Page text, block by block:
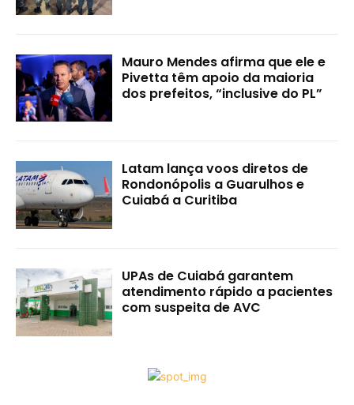
Mauro Mendes afirma que ele e
Pivetta têm apoio da maioria
dos prefeitos, “inclusive do PL”
Latam lança voos diretos de
Rondonópolis a Guarulhos e
Cuiabá a Curitiba
UPAs de Cuiabá garantem
atendimento rápido a pacientes
com suspeita de AVC